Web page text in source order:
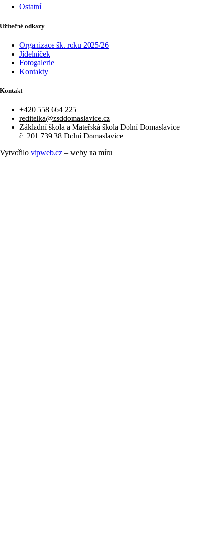
Ostatní
Užitečné odkazy
Organizace šk. roku 2025/26
Jídelníček
Fotogalerie
Kontakty
Kontakt
+420 558 664 225​
reditelka@zsddomaslavice.cz
Základní škola a Mateřská škola Dolní Domaslavice
č. 201 739 38 Dolní Domaslavice
Vytvořilo vipweb.cz – weby na míru